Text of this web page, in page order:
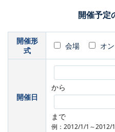
開催予定
開催形
式
会場 オ
開催日
から
まで
例：2012/1/1～2012/